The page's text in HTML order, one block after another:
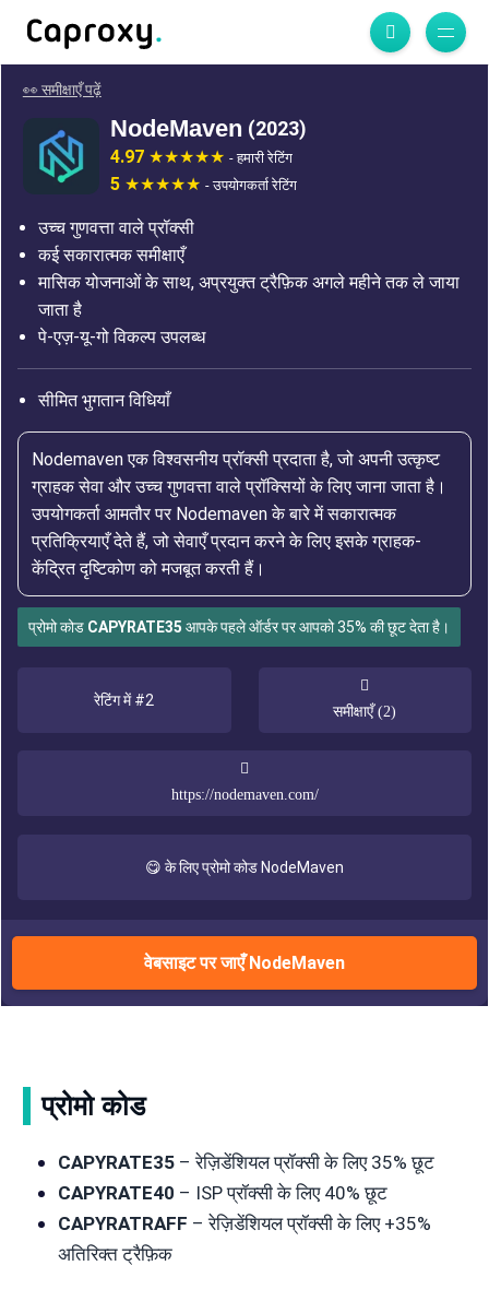
👀 समीक्षाएँ पढ़ें
NodeMaven (2023)
4.97 - हमारी रेटिंग
5 - उपयोगकर्ता रेटिंग
उच्च गुणवत्ता वाले प्रॉक्सी
कई सकारात्मक समीक्षाएँ
मासिक योजनाओं के साथ, अप्रयुक्त ट्रैफ़िक अगले महीने तक ले जाया
जाता है
पे-एज़-यू-गो विकल्प उपलब्ध
सीमित भुगतान विधियाँ
Nodemaven एक विश्वसनीय प्रॉक्सी प्रदाता है, जो अपनी उत्कृष्ट
ग्राहक सेवा और उच्च गुणवत्ता वाले प्रॉक्सियों के लिए जाना जाता है।
उपयोगकर्ता आमतौर पर Nodemaven के बारे में सकारात्मक
प्रतिक्रियाएँ देते हैं, जो सेवाएँ प्रदान करने के लिए इसके ग्राहक-
केंद्रित दृष्टिकोण को मजबूत करती हैं।
प्रोमो कोड CAPYRATE35 आपके पहले ऑर्डर पर आपको 35% की छूट देता है।
रेटिंग में #2
समीक्षाएँ (2)
https://nodemaven.com/
😋 के लिए प्रोमो कोड NodeMaven
वेबसाइट पर जाएँ NodeMaven
प्रोमो कोड
CAPYRATE35– रेज़िडेंशियल प्रॉक्सी के लिए 35% छूट
CAPYRATE40 – ISP प्रॉक्सी के लिए 40% छूट
CAPYRATRAFF – रेज़िडेंशियल प्रॉक्सी के लिए +35%
अतिरिक्त ट्रैफ़िक